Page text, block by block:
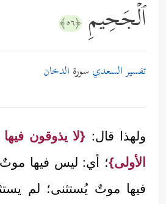
ٱلۡجَحِیمِ ﴿٥٦﴾
تفسير السعدي سورة الدخان
ولهذا قال: {لا يذوقون فيها
الأولى}؛ أي: ليس فيها موتٌ
فيها موتٌ يُستثنى؛ لم